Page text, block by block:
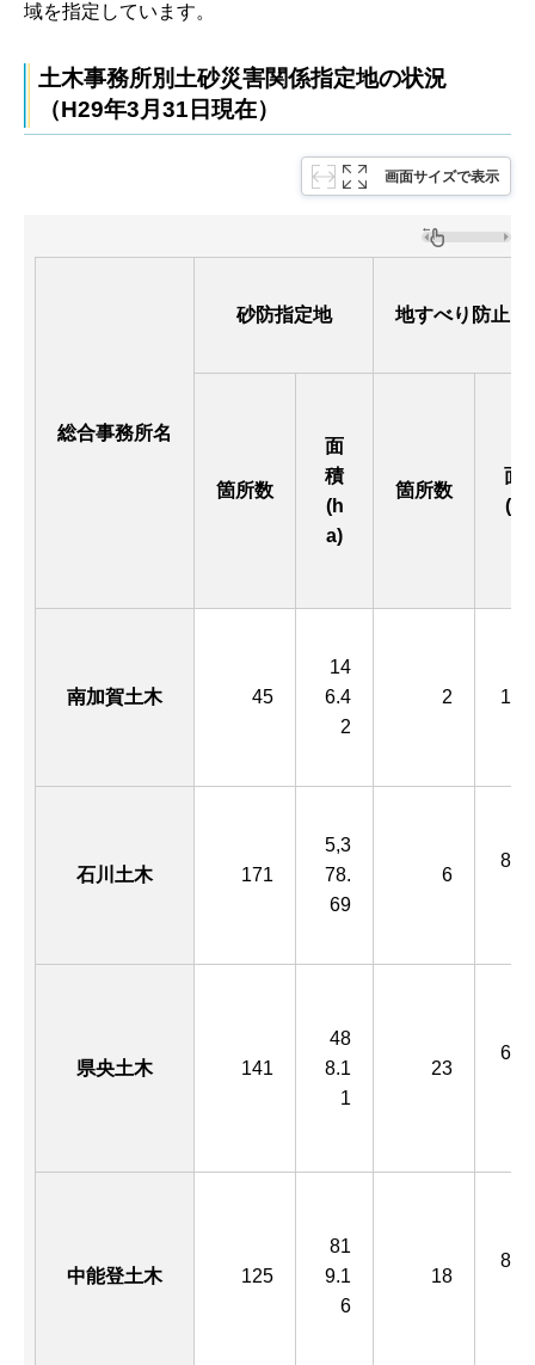
域を指定しています。
土木事務所別土砂災害関係指定地の状況
（H29年3月31日現在）
画面サイズで表示
総合事務所名
砂防指定地 地すべり防止区
箇所数
面
積
(h
a)
箇所数
面
南加賀土木 45
14
6.4
2
2
石川土木 171
5,3
78.
69
6
県央土木 141
48
8.1
1
23
中能登土木 125
81
9.1
6
18